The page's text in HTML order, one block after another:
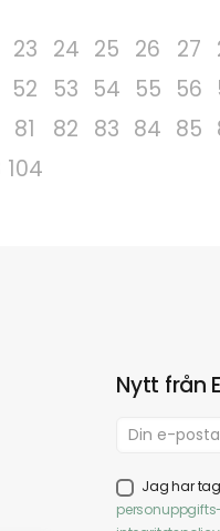
23 24 25 26 27
52 53 54 55 56
81 82 83 84 85
104
Nytt från
Jag har